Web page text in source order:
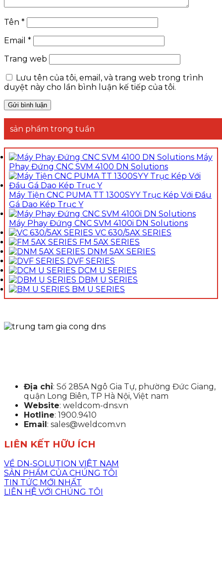
Tên *
Email *
Trang web
Lưu tên của tôi, email, và trang web trong trình
duyệt này cho lần bình luận kế tiếp của tôi.
sản phẩm trong tuần
Máy
Phay Đứng CNC SVM 4100 DN Solutions
Máy Tiện CNC PUMA TT 1300SYY Trục Kép Với Đầu
Gá Dao Kép Trục Y
Máy Phay Đứng CNC SVM 4100i DN Solutions
VC 630/5AX SERIES
FM 5AX SERIES
DNM 5AX SERIES
DVF SERIES
DCM U SERIES
DBM U SERIES
BM U SERIES
Địa chỉ: Số 285A Ngô Gia Tự, phường Đức Giang,
quận Long Biên, TP Hà Nội, Việt nam
Website: weldcom-dns.vn
Hotline: 1900.9410
Email: sales@weldcom.vn
LIÊN KẾT HỮU ÍCH
VỀ DN-SOLUTION VIỆT NAM
SẢN PHẨM CỦA CHÚNG TÔI
TIN TỨC MỚI NHẤT
LIÊN HỆ VỚI CHÚNG TÔI